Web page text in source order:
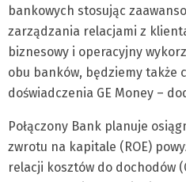
bankowych stosując
zarządzania relacjami z
biznesowy i operacyjny
obu banków, będziemy także
doświadczenia GE Money –
Połączony Bank planuje
zwrotu na kapitale (ROE)
relacji kosztów do dochodów